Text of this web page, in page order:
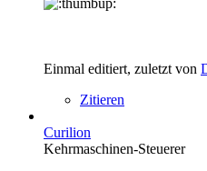
Einmal editiert, zuletzt von
Zitieren
Curilion
Kehrmaschinen-Steuerer